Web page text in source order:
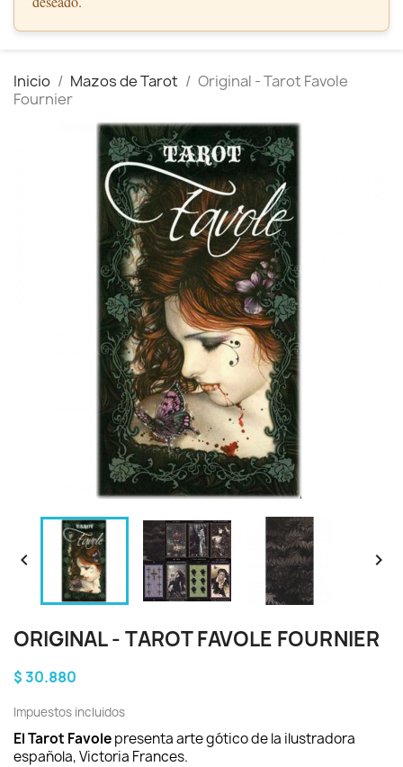
Inicio Mazos de Tarot
Original - Tarot Favole
Fournier
 
ORIGINAL - TAROT FAVOLE FOURNIER
$ 30.880
Impuestos incluidos
El Tarot Favolepresenta arte gótico de la ilustradora
española, Victoria Frances.